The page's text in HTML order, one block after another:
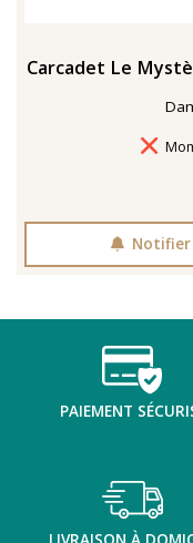
En 2021, le musée
: un ensemble
nombreuses
emblématique de
Découvrir
Carcadet Le
Notifier
PAIEMENT